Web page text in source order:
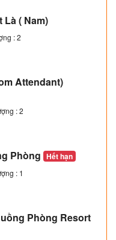
Là ( Nam)
: 2
Attendant)
: 2
Phòng Hết hạn
: 1
Phòng Resort